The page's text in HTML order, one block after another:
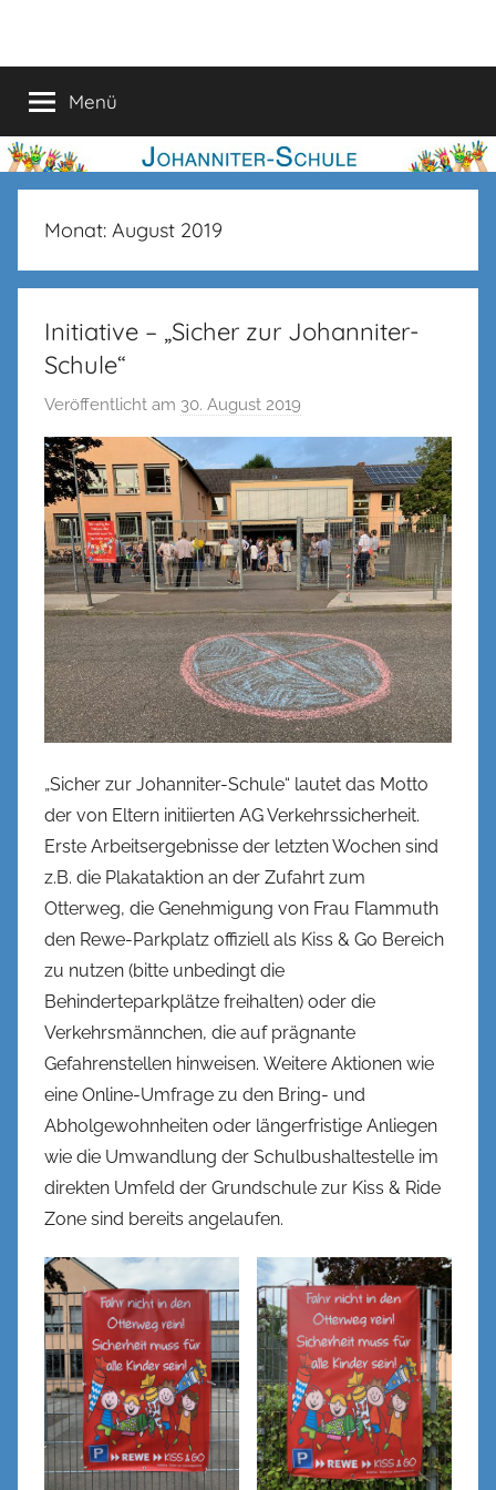
Schule
Menü
Monat: August 2019
Initiative – „Sicher zur Johanniter-
Schule“
Veröffentlicht am 30. August 2019
o
n
c
s
t
r
o
h
e
„Sicher zur Johanniter-Schule“ lautet das Motto
der von Eltern initiierten AG Verkehrssicherheit.
Erste Arbeitsergebnisse der letzten Wochen sind
z.B. die Plakataktion an der Zufahrt zum
Otterweg, die Genehmigung von Frau Flammuth
den Rewe-Parkplatz offiziell als Kiss & Go Bereich
zu nutzen (bitte unbedingt die
Behinderteparkplätze freihalten) oder die
Verkehrsmännchen, die auf prägnante
Gefahrenstellen hinweisen. Weitere Aktionen wie
eine Online-Umfrage zu den Bring- und
Abholgewohnheiten oder längerfristige Anliegen
wie die Umwandlung der Schulbushaltestelle im
direkten Umfeld der Grundschule zur Kiss & Ride
Zone sind bereits angelaufen.